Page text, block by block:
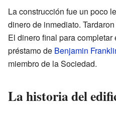
La construcción fue un poco
dinero de inmediato.
El dinero final para
préstamo de Benjamin
miembro de la Sociedad.
La historia del